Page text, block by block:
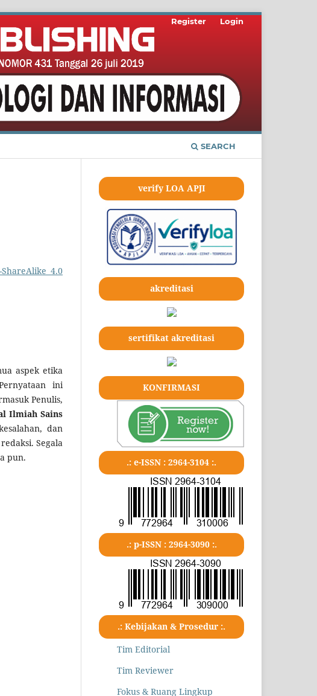
SEARCH
Register Login
4.0
aspek etika
ini
Penulis,
Ilmiah Sains
dan
Segala
pun.
verify LOA APJI
akreditasi
sertifikat akreditasi
KONFIRMASI
.: e-ISSN : 2964-3104 :.
.: p-ISSN : 2964-3090 :.
.: Kebijakan & Prosedur :.
Tim Editorial
Tim Reviewer
Fokus & Ruang Lingkup